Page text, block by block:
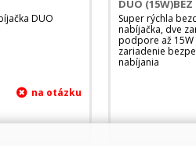
DUO
DUO (15W)BEZ
Super rýchla
nabíjačka, dve
podpore až
zariadenie
nabíjania